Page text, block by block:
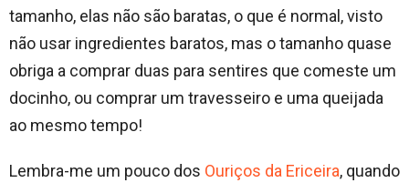
tamanho, elas não são baratas, o que é normal, visto
não usar ingredientes baratos, mas o tamanho quase
obriga a comprar duas para sentires que comeste um
docinho, ou comprar um travesseiro e uma queijada
ao mesmo tempo!
Lembra-me um pouco dos Ouriços da Ericeira, quando